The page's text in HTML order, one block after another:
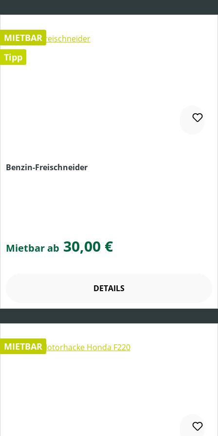
MIETBAR
Tipp
Benzin-Freischneider
Mietbar ab 30,00 €
DETAILS
MIETBAR